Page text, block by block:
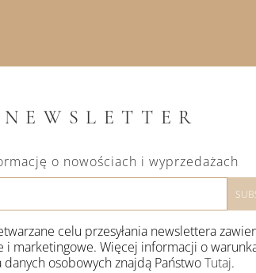
NEWSLETTER
o nowościach i wyprzedażach
celu przesyłania newslettera
i marketingowe. Więcej informacji o
osobowych znajdą PaństwoTutaj.